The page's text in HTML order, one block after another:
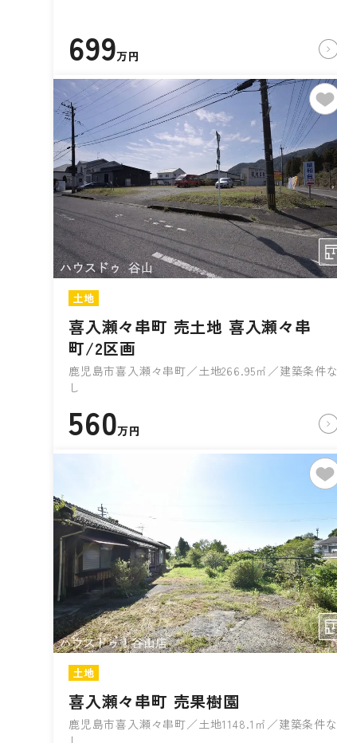
699万円
土地
喜入瀬々串町 売土地 喜入瀬々串
町/2区画
鹿児島市喜入瀬々串町／土地266.95㎡／建築条件な
し
560万円
土地
喜入瀬々串町 売果樹園
鹿児島市喜入瀬々串町／土地1148.1㎡／建築条件な